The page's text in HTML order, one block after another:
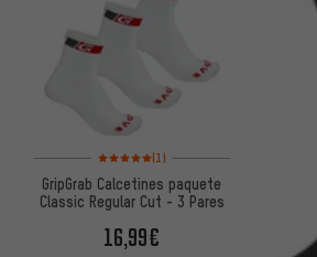
Valoración media: 5 de 5 basada en 1
(1)
GripGrab Calcetines paquete
Classic Regular Cut - 3 Pares
16,99€